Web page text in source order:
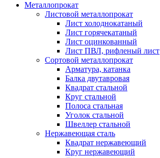
Металлопрокат
Листовой металлопрокат
Лист холоднокатаный
Лист горячекатаный
Лист оцинкованный
Лист ПВЛ, рифленый лист
Сортовой металлопрокат
Арматура, катанка
Балка двутавровая
Квадрат стальной
Круг стальной
Полоса стальная
Уголок стальной
Швеллер стальной
Нержавеющая сталь
Квадрат нержавеющий
Круг нержавеющий